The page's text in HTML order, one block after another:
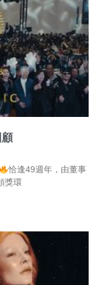
恰逢49週年，由董事
獎環